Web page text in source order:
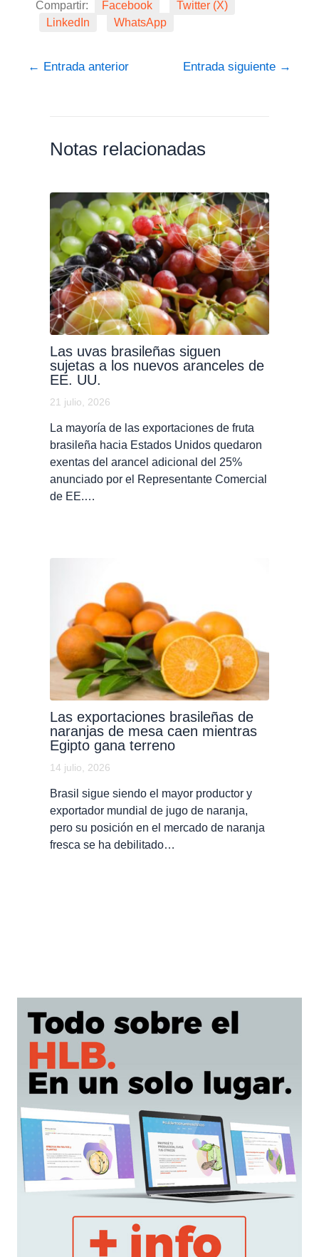
Compartir: Facebook
Twitter (X)
LinkedIn
WhatsApp
← Entrada anterior Entrada siguiente →
Notas relacionadas
Las uvas brasileñas siguen
sujetas a los nuevos aranceles de
EE. UU.
21 julio, 2026
La mayoría de las exportaciones de fruta
brasileña hacia Estados Unidos quedaron
exentas del arancel adicional del 25%
anunciado por el Representante Comercial
de EE.…
Las exportaciones brasileñas de
naranjas de mesa caen mientras
Egipto gana terreno
14 julio, 2026
Brasil sigue siendo el mayor productor y
exportador mundial de jugo de naranja,
pero su posición en el mercado de naranja
fresca se ha debilitado…